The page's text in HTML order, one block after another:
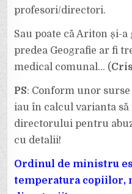
profesori/directori.
Sau poate că Ariton și-
predea Geografie ar fi
medical comunal… (
PS: Conform unor
iau în calcul varianta să
directorului pentru
cu detalii!
Ordinul de ministru
temperatura copiilor,